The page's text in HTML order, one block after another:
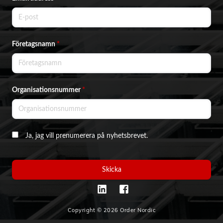
Företagsnamn*
Organisationsnummer *
Ja, jag vill prenumerera på nyhetsbrevet.
Skicka
Copyright © 2026 Order Nordic